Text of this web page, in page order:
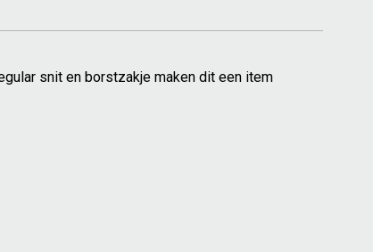
snit en borstzakje maken dit een item